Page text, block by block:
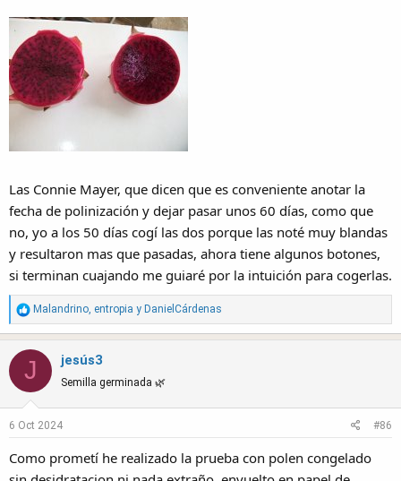
Las Connie Mayer, que dicen que es conveniente anotar la
fecha de polinización y dejar pasar unos 60 días, como que
no, yo a los 50 días cogí las dos porque las noté muy blandas
y resultaron mas que pasadas, ahora tiene algunos botones,
si terminan cuajando me guiaré por la intuición para cogerlas.
R
e
c
t
i
o
n
:
Malandrino entropia y DanielCárdenas
J jesús3
Semilla germinada 🌿
6 Oct 2024 #86
Como prometí he realizado la prueba con polen congelado